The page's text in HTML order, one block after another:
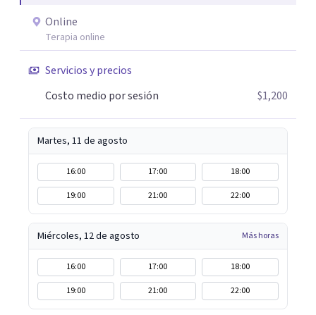
Online
Terapia online
Servicios y precios
Costo medio por sesión
$1,200
Martes, 11 de agosto
16:00 17:00
18:00
19:00
21:00 22:00
Miércoles, 12 de agosto Más horas
16:00 17:00
18:00
19:00
21:00 22:00